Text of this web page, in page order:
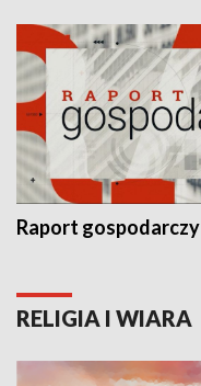
Raport gospodarczy
RELIGIA I WIARA